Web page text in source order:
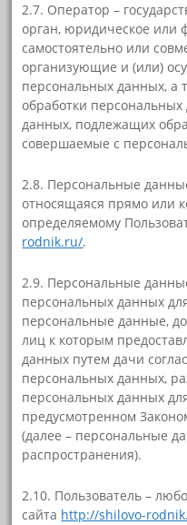
2.7. Оператор –
орган, юридическое или
самостоятельно или
организующие и (или)
персональных данных, а
обработки
данных, подлежащих
совершаемые с
2.8. Персональные
относящаяся прямо или
определяемому
rodnik.ru/.
2.9. Персональные
персональных данных
персональные данные,
лиц к которым
данных путем дачи
персональных данных,
персональных данных
предусмотренном
(далее – персональные
распространения).
2.10. Пользователь –
сайта http://shilovo-